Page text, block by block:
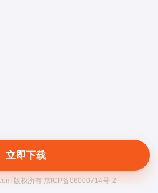
立即下载
版权所有 京ICP备06000714号-2